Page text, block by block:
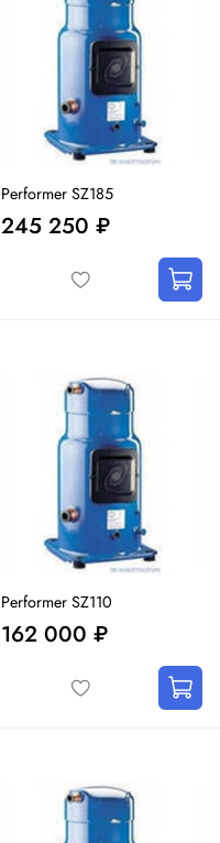
Performer SZ185
245 250 ₽
Performer SZ110
162 000 ₽